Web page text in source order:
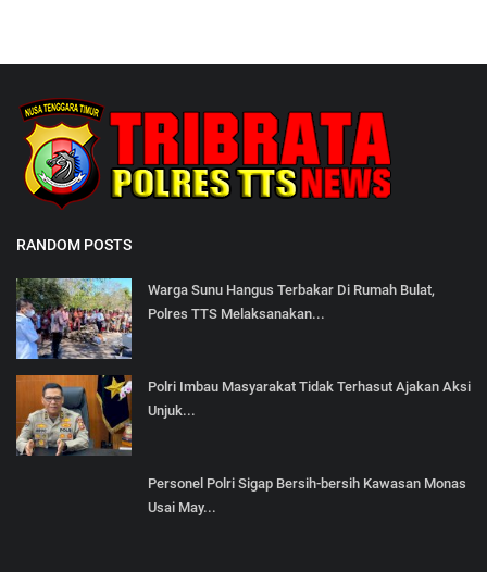
RANDOM POSTS
Warga Sunu Hangus Terbakar Di Rumah Bulat,
Polres TTS Melaksanakan...
Polri Imbau Masyarakat Tidak Terhasut Ajakan Aksi
Unjuk...
Personel Polri Sigap Bersih-bersih Kawasan Monas
Usai May...